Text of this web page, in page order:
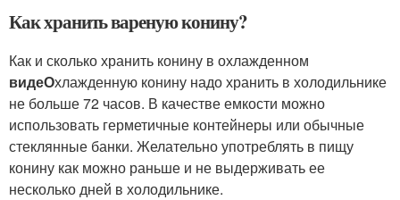
Как хранить вареную конину?
Как и сколько хранить конину в охлажденном
видеОхлажденную конину надо хранить в холодильнике
не больше 72 часов. В качестве емкости можно
использовать герметичные контейнеры или обычные
стеклянные банки. Желательно употреблять в пищу
конину как можно раньше и не выдерживать ее
несколько дней в холодильнике.